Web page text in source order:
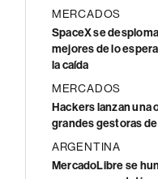
MERCADOS
SpaceX se
mejores de lo
la caída
MERCADOS
Hackers lanzan una
grandes gestoras
ARGENTINA
MercadoLibre se